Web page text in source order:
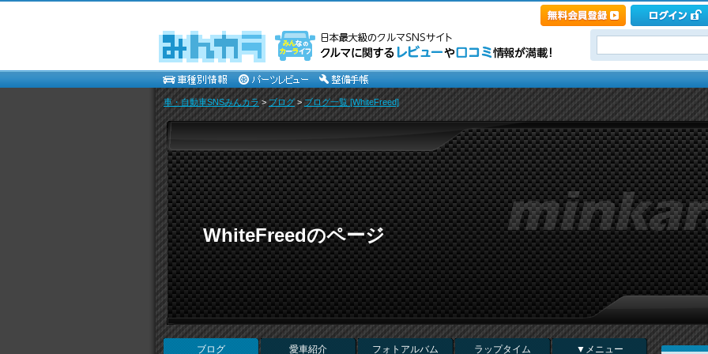
車・自動車SNSみんカラ>ブログ> ブログ一覧 [WhiteFreed]
WhiteFreedのページ
ブログ 愛車紹介 フォトアルバム ラップタイム ▼メニュー